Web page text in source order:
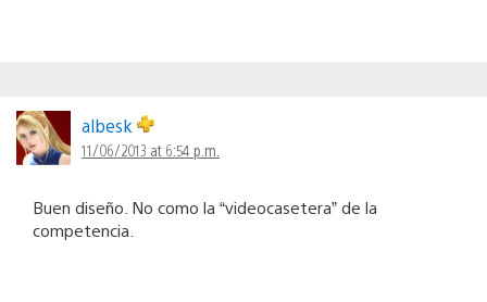
albesk
11/06/2013 at 6:54 p.m.
Buen diseño. No como la “videocasetera” de la
competencia.